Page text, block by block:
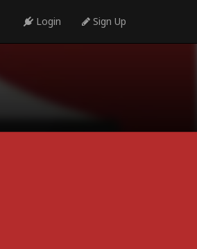
Login Sign Up